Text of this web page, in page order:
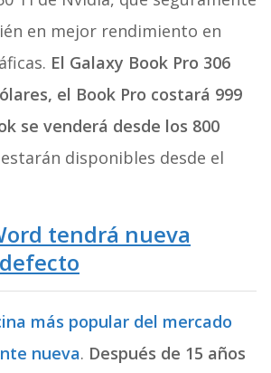
en mejor rendimiento en
El Galaxy Book Pro 306
el Book Pro costará 999
se venderá desde los 800
disponibles desde el
tendrá nueva
más popular del mercado
nueva. Después de 15 años